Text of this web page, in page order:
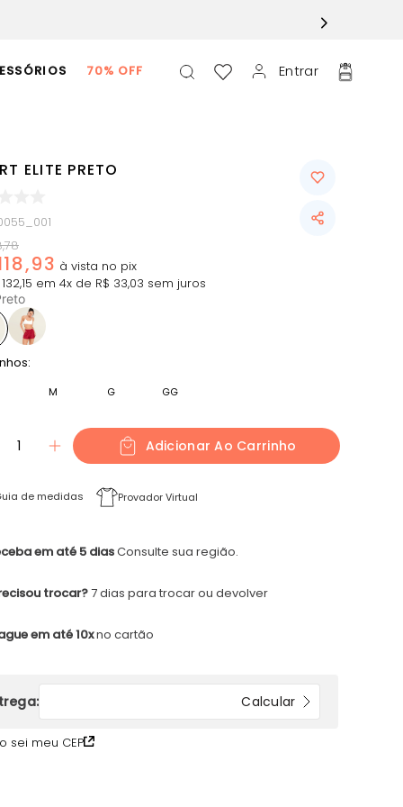
70% OFF Entrar
ELITE PRETO
,78
,93
132,15 em 4x de R$ 33,03 sem juros
M G GG
1 Adicionar Ao Carrinho
de medidas Provador Virtual
em até 5 diasConsulte sua região.
trocar?7 dias para trocar ou devolver
em até 10xno cartão
sei meu CEP